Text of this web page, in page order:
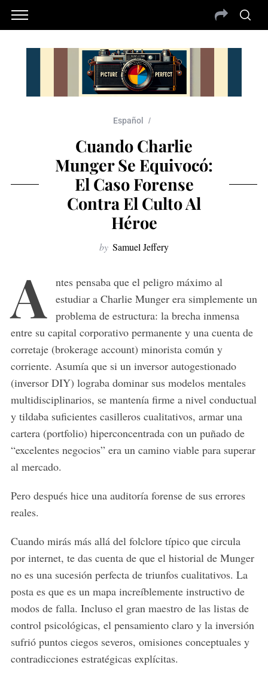
Español
Cuando Charlie
Munger Se Equivocó:
El Caso Forense
Contra El Culto Al
Héroe
by Samuel Jeffery
A
ntes pensaba que el peligro máximo al
estudiar a Charlie Munger era simplemente un
problema de estructura: la brecha inmensa
entre su capital corporativo permanente y una cuenta de
corretaje (brokerage account) minorista común y
corriente. Asumía que si un inversor autogestionado
(inversor DIY) lograba dominar sus modelos mentales
multidisciplinarios, se mantenía firme a nivel conductual
y tildaba suficientes casilleros cualitativos, armar una
cartera (portfolio) hiperconcentrada con un puñado de
“excelentes negocios” era un camino viable para superar
al mercado.
Pero después hice una auditoría forense de sus errores
reales.
Cuando mirás más allá del folclore típico que circula
por internet, te das cuenta de que el historial de Munger
no es una sucesión perfecta de triunfos cualitativos. La
posta es que es un mapa increíblemente instructivo de
modos de falla. Incluso el gran maestro de las listas de
control psicológicas, el pensamiento claro y la inversión
sufrió puntos ciegos severos, omisiones conceptuales y
contradicciones estratégicas explícitas.